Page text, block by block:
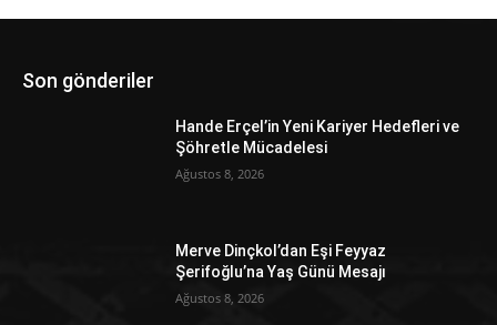
Son gönderiler
Hande Erçel’in Yeni Kariyer Hedefleri ve
Şöhretle Mücadelesi
Ağustos 8, 2026
Merve Dinçkol’dan Eşi Feyyaz
Şerifoğlu’na Yaş Günü Mesajı
Ağustos 8, 2026